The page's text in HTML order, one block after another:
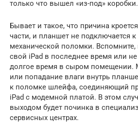
только что вышел «из-под» коробки.
Бывает и такое, что причина
части, и планшет не подключается к
механической поломки.
свой iPad в последнее время или
долгое время в сыром помещении.
или попадание влаги внутрь
к поломке шлейфа, соединяющий
iPad c модемной платой. В этом
выходом будет починка в
сервисных центрах.